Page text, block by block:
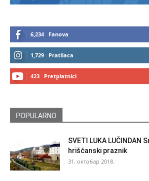
6,234 Fanova
1,729 Pratilaca
423 Pretplatnici
POPULARNO
SVETI LUKA LUČINDAN
hrišćanski praznik
31. октобар 2018.